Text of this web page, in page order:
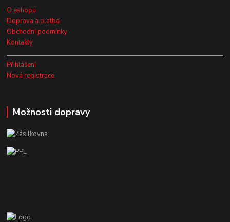
O eshopu
Doprava a platba
Obchodní podmínky
Kontakty
Přihlášení
Nová registrace
Možnosti dopravy